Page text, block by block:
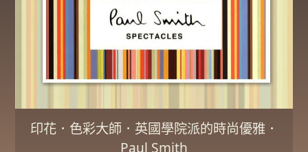
印花．色彩大師．英國學院派的時尚優雅．
Paul Smith